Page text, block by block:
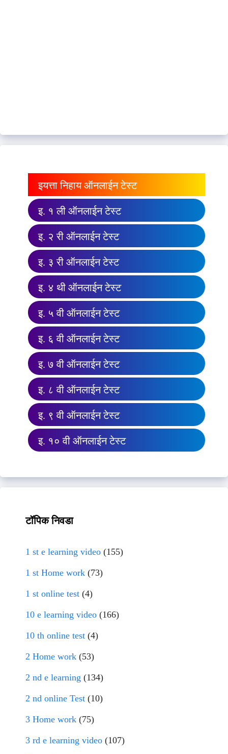
इयत्ता निहाय ऑनलाईन टेस्ट
इ. १ ली ऑनलाईन टेस्ट
इ. २ री ऑनलाईन टेस्ट
इ. ३ री ऑनलाईन टेस्ट
इ. ४ थी ऑनलाईन टेस्ट
इ. ५ वी ऑनलाईन टेस्ट
इ. ६ वी ऑनलाईन टेस्ट
इ. ७ वी ऑनलाईन टेस्ट
इ. ८ वी ऑनलाईन टेस्ट
इ. ९ वी ऑनलाईन टेस्ट
इ. १० वी ऑनलाईन टेस्ट
टॉपिक निवडा
1 st e learning video (155)
1 st Home work (73)
1 st online test (4)
10 e learning video (166)
10 th online test (4)
2 Home work (53)
2 nd e learning (134)
2 nd online Test (10)
3 Home work (75)
3 rd e learning video (107)